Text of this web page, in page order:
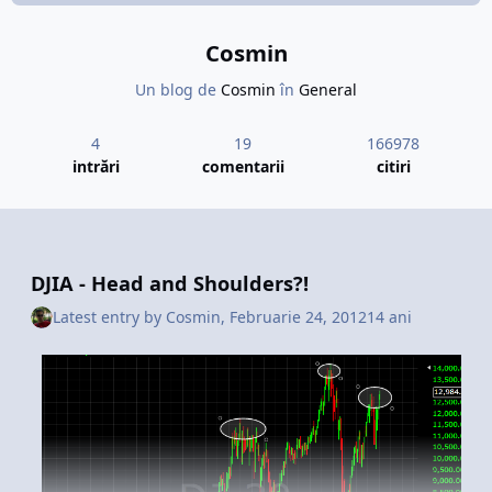
Cu "Grexit" sau fara exitul Greciei,
dauna Dolarului si a Yen-ului Japonez in momentul
economic.
Cred ca se profita la maxim de aceste zvonuri pe pietele
Si daca ne gandim la nivel macroeconomic deprecierea
monedei Euro de la inceputul lunii Mai nu a facut decat
sa incurajeze exporturile din zona Euro intarind astfel
Totusi paradoxul se inregistreaza in cresterea economica
negativa care genereaza premizele unei recesiuni in
Italia, Marea Britanie, Spania, Portugalia, cresterea
economica 0 din Franta... numai Germania a inregistrat
o crestere a PIB-ului in ultima luna.
Cosmin
Un blog de Cosmin în General
4
intrări
19
comentarii
166978
citiri
DJIA - Head and Shoulders?!
Latest entry by Cosmin, Februarie 24, 201214 ani